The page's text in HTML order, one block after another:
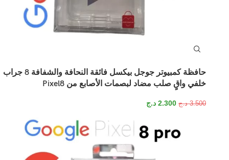
حافظة كمبيوتر جوجل بيكسل فائقة النحافة والشفافة 8 جراب
خلفي واقٍ صلب مضاد لبصمات الأصابع من Pixel8
3.500 د.ج 2.300 د.ج